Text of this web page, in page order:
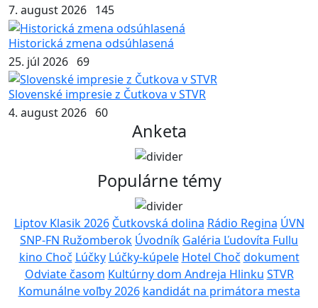
7. august 2026 145
Historická zmena odsúhlasená
25. júl 2026 69
Slovenské impresie z Čutkova v STVR
4. august 2026 60
Anketa
Populárne témy
Liptov Klasik 2026 Čutkovská dolina Rádio Regina ÚVN
SNP-FN Ružomberok Úvodník Galéria Ľudovíta Fullu
kino Choč Lúčky Lúčky-kúpele Hotel Choč dokument
Odviate časom Kultúrny dom Andreja Hlinku STVR
Komunálne voľby 2026 kandidát na primátora mesta